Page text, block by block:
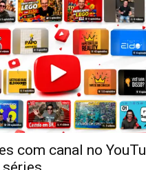
com canal no